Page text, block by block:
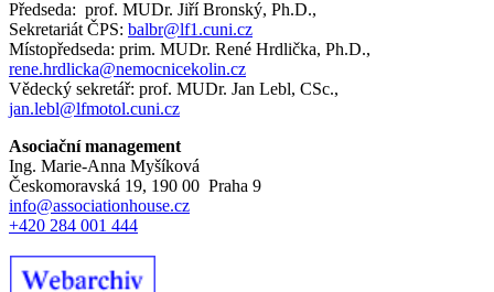
Předseda: prof. MUDr. Jiří Bronský, Ph.D.,
Sekretariát ČPS: balbr@lf1.cuni.cz
Místopředseda: prim. MUDr. René Hrdlička, Ph.D.,
rene.hrdlicka@nemocnicekolin.cz
Vědecký sekretář: prof. MUDr. Jan Lebl, CSc.,
jan.lebl@lfmotol.cuni.cz
Asociační management
Ing. Marie-Anna Myšíková
Českomoravská 19, 190 00 Praha 9
info@associationhouse.cz
+420 284 001 444